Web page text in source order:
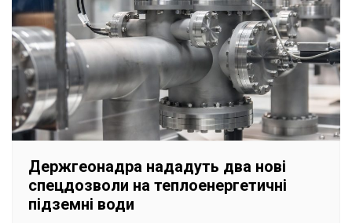
Держгеонадра нададуть два нові
спецдозволи на теплоенергетичні
підземні води